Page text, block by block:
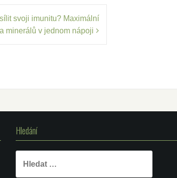
svoji imunitu? Maximální
minerálů v jednom nápoji
Hledání